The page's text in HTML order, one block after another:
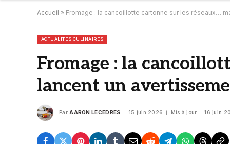
Accueil » Fromage : la cancoillotte cartonne sur les réseaux…
ACTUALITÉS CULINAIRES
Fromage : la
lancent un
Par AARON LECEDRES 15 juin 2026 Mis à jour : 16 juin